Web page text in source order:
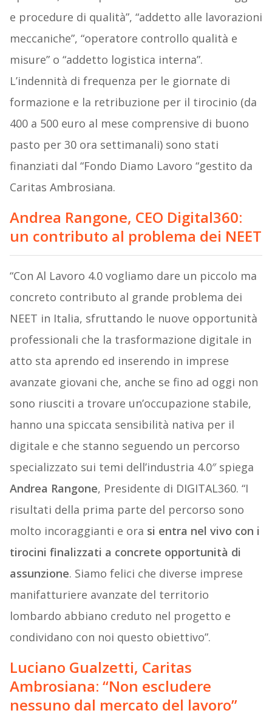
e procedure di qualità”, “addetto alle lavorazioni
meccaniche”, “operatore controllo qualità e
misure” o “addetto logistica interna”.
L’indennità di frequenza per le giornate di
formazione e la retribuzione per il tirocinio (da
400 a 500 euro al mese comprensive di buono
pasto per 30 ora settimanali) sono stati
finanziati dal “Fondo Diamo Lavoro “gestito da
Caritas Ambrosiana.
Andrea Rangone, CEO Digital360:
un contributo al problema dei NEET
“Con Al Lavoro 4.0 vogliamo dare un piccolo ma
concreto contributo al grande problema dei
NEET in Italia, sfruttando le nuove opportunità
professionali che la trasformazione digitale in
atto sta aprendo ed inserendo in imprese
avanzate giovani che, anche se fino ad oggi non
sono riusciti a trovare un’occupazione stabile,
hanno una spiccata sensibilità nativa per il
digitale e che stanno seguendo un percorso
specializzato sui temi dell’industria 4.0″ spiega
Andrea Rangone, Presidente di DIGITAL360. “I
risultati della prima parte del percorso sono
molto incoraggianti e ora si entra nel vivo con i
tirocini finalizzati a concrete opportunità di
assunzione. Siamo felici che diverse imprese
manifatturiere avanzate del territorio
lombardo abbiano creduto nel progetto e
condividano con noi questo obiettivo”.
Luciano Gualzetti, Caritas
Ambrosiana: “Non escludere
nessuno dal mercato del lavoro”